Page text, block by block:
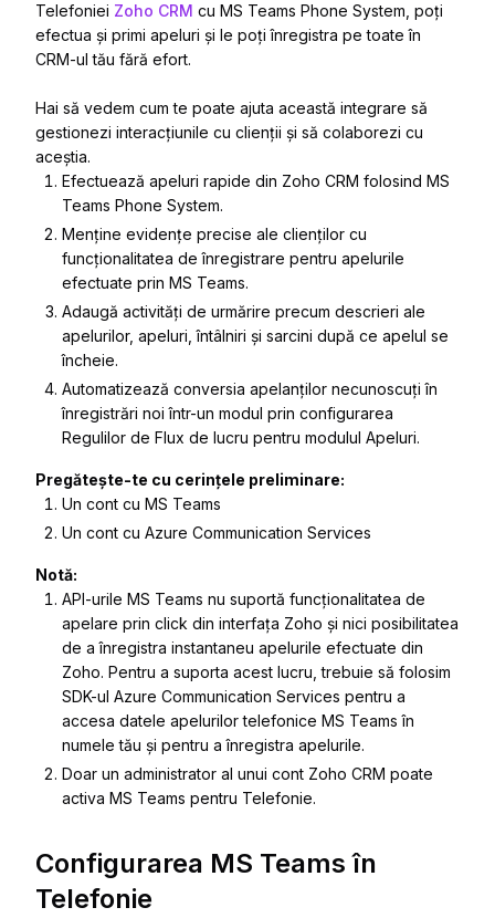
Telefoniei Zoho CRM cu MS Teams Phone System, poți
efectua și primi apeluri și le poți înregistra pe toate în
CRM-ul tău fără efort.
Hai să vedem cum te poate ajuta această integrare să
gestionezi interacțiunile cu clienții și să colaborezi cu
aceștia.
Efectuează apeluri rapide din Zoho CRM folosind MS
Teams Phone System.
Menține evidențe precise ale clienților cu
funcționalitatea de înregistrare pentru apelurile
efectuate prin MS Teams.
Adaugă activități de urmărire precum descrieri ale
apelurilor, apeluri, întâlniri și sarcini după ce apelul se
încheie.
Automatizează conversia apelanților necunoscuți în
înregistrări noi într-un modul prin configurarea
Regulilor de Flux de lucru pentru modulul Apeluri.
Pregătește-te cu cerințele preliminare:
Un cont cu MS Teams
Un cont cu Azure Communication Services
Notă:
API-urile MS Teams nu suportă funcționalitatea de
apelare prin click din interfața Zoho și nici posibilitatea
de a înregistra instantaneu apelurile efectuate din
Zoho. Pentru a suporta acest lucru, trebuie să folosim
SDK-ul Azure Communication Services pentru a
accesa datele apelurilor telefonice MS Teams în
numele tău și pentru a înregistra apelurile.
Doar un administrator al unui cont Zoho CRM poate
activa MS Teams pentru Telefonie.
Configurarea MS Teams în
Telefonie